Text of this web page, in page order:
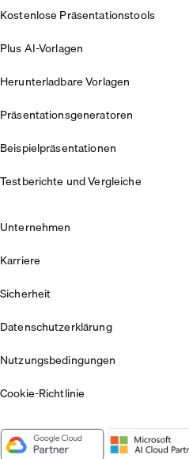
Kostenlose Präsentationstools
Plus AI-Vorlagen
Herunterladbare Vorlagen
Präsentationsgeneratoren
Beispielpräsentationen
Testberichte und Vergleiche
Unternehmen
Karriere
Sicherheit
Datenschutzerklärung
Nutzungsbedingungen
Cookie-Richtlinie